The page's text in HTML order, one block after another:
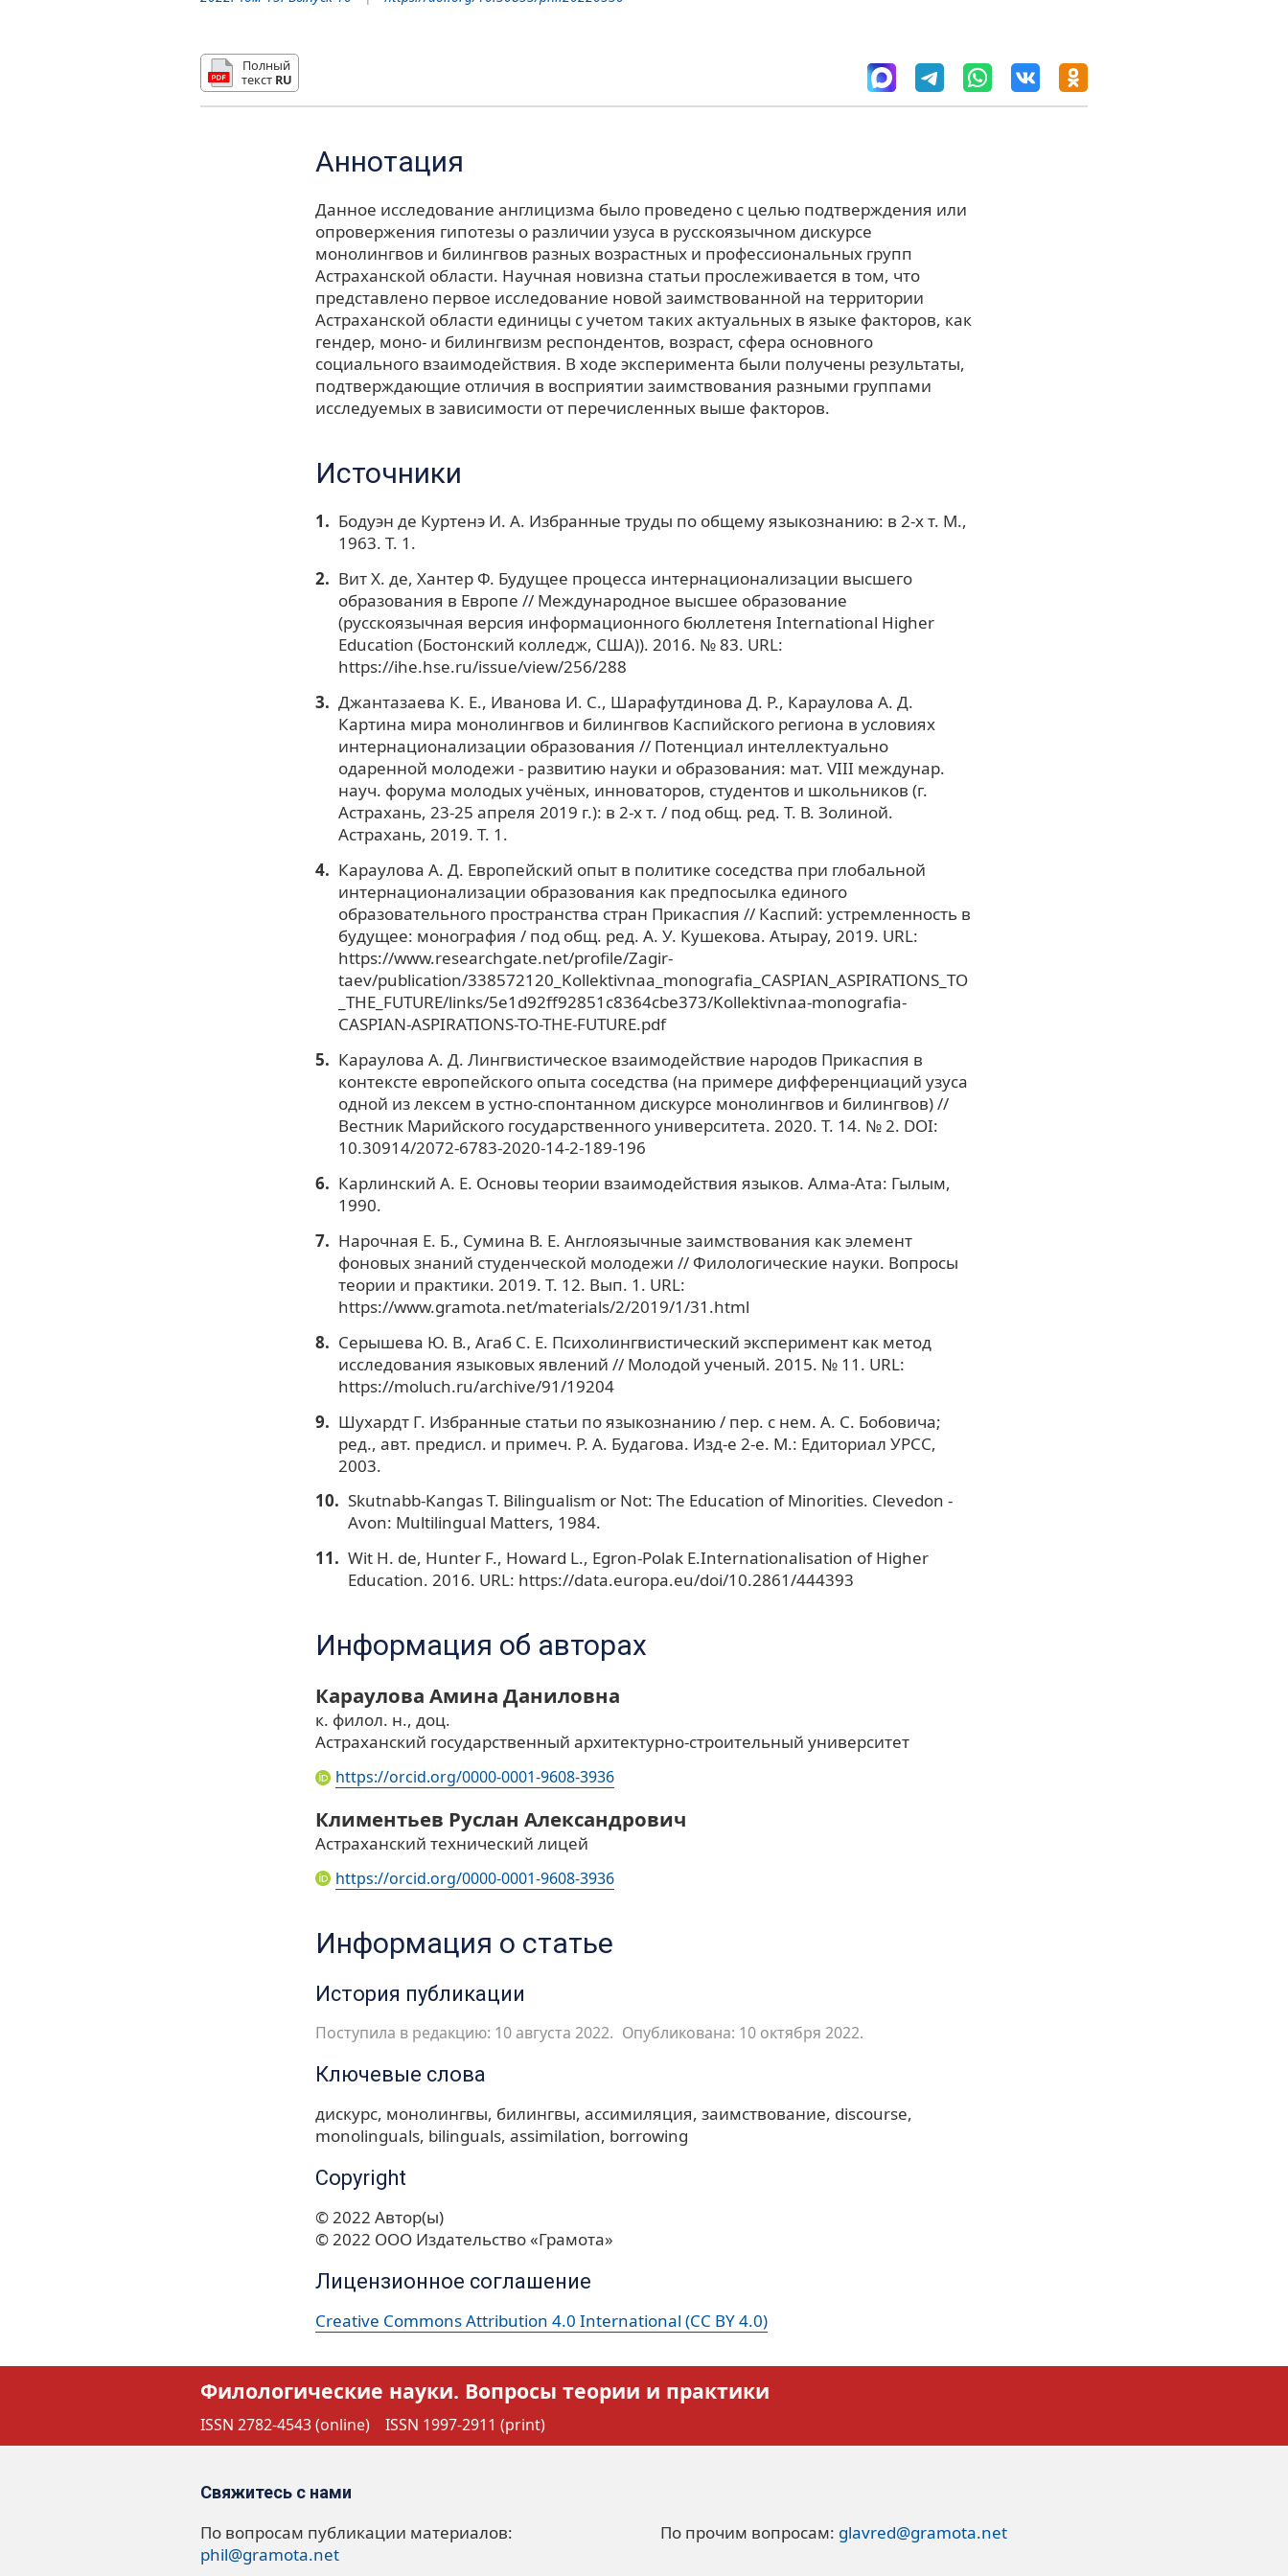
Полный
текст RU
Аннотация
Данное исследование англицизма было проведено с целью подтверждения или
опровержения гипотезы о различии узуса в русскоязычном дискурсе
монолингвов и билингвов разных возрастных и профессиональных групп
Астраханской области. Научная новизна статьи прослеживается в том, что
представлено первое исследование новой заимствованной на территории
Астраханской области единицы с учетом таких актуальных в языке факторов, как
гендер, моно- и билингвизм респондентов, возраст, сфера основного
социального взаимодействия. В ходе эксперимента были получены результаты,
подтверждающие отличия в восприятии заимствования разными группами
исследуемых в зависимости от перечисленных выше факторов.
Источники
Бодуэн де Куртенэ И. А. Избранные труды по общему языкознанию: в 2-х т. М.,
1963. Т. 1.
Вит Х. де, Хантер Ф. Будущее процесса интернационализации высшего
образования в Европе // Международное высшее образование
(русскоязычная версия информационного бюллетеня International Higher
Education (Бостонский колледж, США)). 2016. № 83. URL:
https://ihe.hse.ru/issue/view/256/288
Джантазаева К. Е., Иванова И. С., Шарафутдинова Д. Р., Караулова А. Д.
Картина мира монолингвов и билингвов Каспийского региона в условиях
интернационализации образования // Потенциал интеллектуально
одаренной молодежи - развитию науки и образования: мат. VIII междунар.
науч. форума молодых учёных, инноваторов, студентов и школьников (г.
Астрахань, 23-25 апреля 2019 г.): в 2-х т. / под общ. ред. Т. В. Золиной.
Астрахань, 2019. Т. 1.
Караулова А. Д. Европейский опыт в политике соседства при глобальной
интернационализации образования как предпосылка единого
образовательного пространства стран Прикаспия // Каспий: устремленность в
будущее: монография / под общ. ред. А. У. Кушекова. Атырау, 2019. URL:
https://www.researchgate.net/profile/Zagir-
taev/publication/338572120_Kollektivnaa_monografia_CASPIAN_ASPIRATIONS_TO
_THE_FUTURE/links/5e1d92ff92851c8364cbe373/Kollektivnaa-monografia-
CASPIAN-ASPIRATIONS-TO-THE-FUTURE.pdf
Караулова А. Д. Лингвистическое взаимодействие народов Прикаспия в
контексте европейского опыта соседства (на примере дифференциаций узуса
одной из лексем в устно-спонтанном дискурсе монолингвов и билингвов) //
Вестник Марийского государственного университета. 2020. Т. 14. № 2. DOI:
10.30914/2072-6783-2020-14-2-189-196
Карлинский А. Е. Основы теории взаимодействия языков. Алма-Ата: Гылым,
1990.
Нарочная Е. Б., Сумина В. Е. Англоязычные заимствования как элемент
фоновых знаний студенческой молодежи // Филологические науки. Вопросы
теории и практики. 2019. Т. 12. Вып. 1. URL:
https://www.gramota.net/materials/2/2019/1/31.html
Серышева Ю. В., Агаб С. Е. Психолингвистический эксперимент как метод
исследования языковых явлений // Молодой ученый. 2015. № 11. URL:
https://moluch.ru/archive/91/19204
Шухардт Г. Избранные статьи по языкознанию / пер. с нем. А. С. Бобовича;
ред., авт. предисл. и примеч. Р. А. Будагова. Изд-е 2-е. М.: Едиториал УРСС,
2003.
Skutnabb-Kangas T. Bilingualism or Not: The Education of Minorities. Clevedon -
Avon: Multilingual Matters, 1984.
Wit H. de, Hunter F., Howard L., Egron-Polak E.Internationalisation of Higher
Education. 2016. URL: https://data.europa.eu/doi/10.2861/444393
Информация об авторах
Караулова Амина Даниловна
к. филол. н., доц.
Астраханский государственный архитектурно-строительный университет
https://orcid.org/0000-0001-9608-3936
Климентьев Руслан Александрович
Астраханский технический лицей
https://orcid.org/0000-0001-9608-3936
Информация о статье
История публикации
Поступила в редакцию: 10 августа 2022. Опубликована: 10 октября 2022.
Ключевые слова
дискурс монолингвы билингвы ассимиляция заимствование discourse
monolinguals bilinguals assimilation borrowing
Copyright
© 2022 Автор(ы)
© 2022 ООО Издательство «Грамота»
Лицензионное соглашение
Creative Commons Attribution 4.0 International (CC BY 4.0)
Филологические науки. Вопросы теории и практики
ISSN 2782-4543 (online) ISSN 1997-2911 (print)
Свяжитесь с нами
По вопросам публикации материалов:
phil@gramota.net
По прочим вопросам: glavred@gramota.net